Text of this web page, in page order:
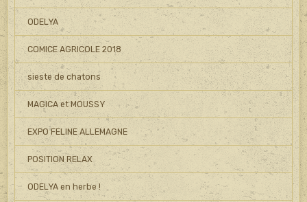
ODELYA
COMICE AGRICOLE 2018
sieste de chatons
MAGICA et MOUSSY
EXPO FELINE ALLEMAGNE
POSITION RELAX
ODELYA en herbe !